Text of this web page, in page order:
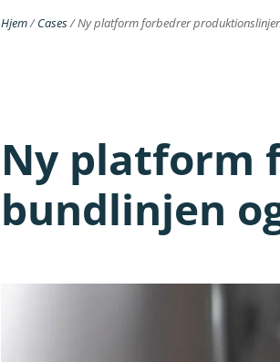
Hjem/Cases/Ny platform forbedrer
Ny platform
bundlinjen